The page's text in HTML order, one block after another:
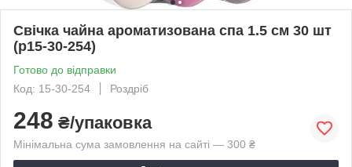
Свічка чайна ароматизована спа 1.5 см 30 шт
(p15-30-254)
Готово до відправки
Код: 15-30-254
Роздріб
248 ₴/упаковка
Мінімальна сума замовлення на сайті — 300 ₴